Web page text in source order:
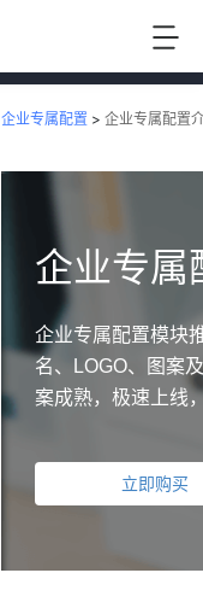
企业专属配置 > 企业专属配置
企业专属
企业专属配置模块
名、LOGO、图案
案成熟，极速上线
立即购买